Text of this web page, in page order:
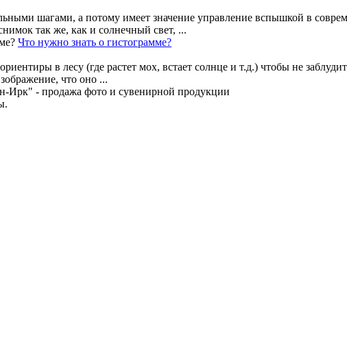
шагами, а потому имеет значение управление вспышкой в
так же, как и солнечный свет, ...
Что нужно знать о гистограмме?
в лесу (где растет мох, встает солнце и т.д.) чтобы не
что оно ...
Ирк" - продажа фото и сувенирной продукции